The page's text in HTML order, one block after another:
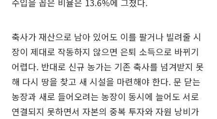
축사가 재산으로 남아 있어도 이를 팔거나 빌려줄 시
장이 제대로 작동하지 않으면 은퇴 소득으로 바뀌기
어렵다. 반대로 신규 농가는 기존 축사를 넘겨받지 못
해 다시 땅을 찾고 새 시설을 마련해야 한다. 문 닫는
농장과 새로 들어오려는 농장이 동시에 늘어도 서로
연결되지 못하면서 자본의 중복 투자와 자원 낭비가